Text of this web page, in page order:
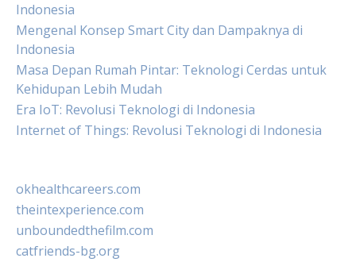
Indonesia
Mengenal Konsep Smart City dan Dampaknya di
Indonesia
Masa Depan Rumah Pintar: Teknologi Cerdas untuk
Kehidupan Lebih Mudah
Era IoT: Revolusi Teknologi di Indonesia
Internet of Things: Revolusi Teknologi di Indonesia
okhealthcareers.com
theintexperience.com
unboundedthefilm.com
catfriends-bg.org